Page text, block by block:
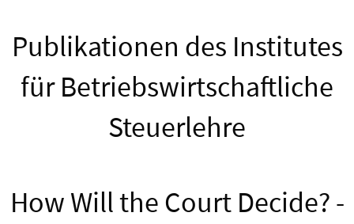
Publikationen des Institutes
für Betriebswirtschaftliche
Steuerlehre
How Will the Court Decide? -